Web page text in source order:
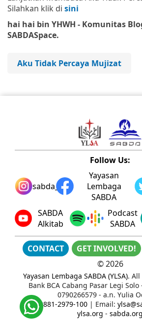
Silahkan klik di sini
hai hai bin YHWH - Komunitas
SABDASpace.
Aku Tidak Percaya Mujizat
Follow Us:
sabda_ylsa
Yayasan
Lembaga
SABDA
SABDA
Alkitab
Podcast
SABDA
CONTACT GET INVOLVED!
©2026
Yayasan Lembaga SABDA (YLSA). All
Bank BCA Cabang Pasar Legi
0790266579 - a.n. Yulia
WA:0881-2979-100| Email:
ylsa.org - sabda.org